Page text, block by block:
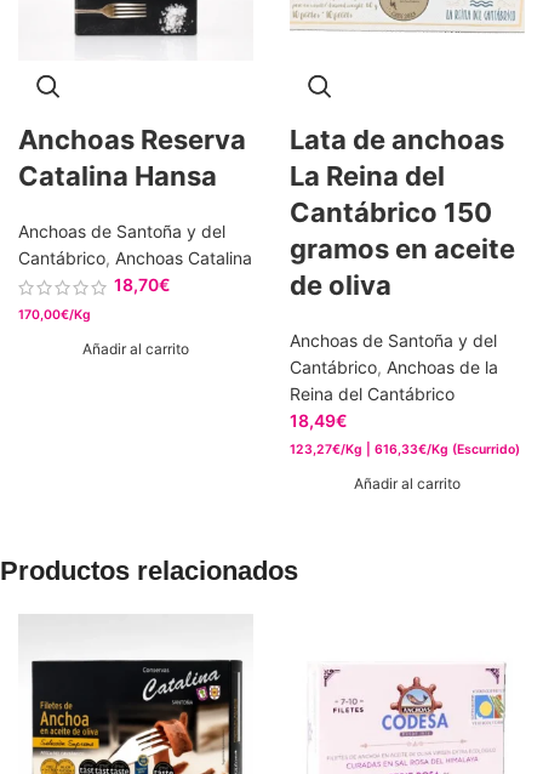
Anchoas Reserva
Catalina Hansa
Anchoas de Santoña y del
Cantábrico, Anchoas Catalina
18,70€
170,00€/Kg
Añadir al carrito
Lata de anchoas
La Reina del
Cantábrico 150
gramos en aceite
de oliva
Anchoas de Santoña y del
Cantábrico, Anchoas de la
Reina del Cantábrico
18,49€
123,27€/Kg | 616,33€/Kg (Escurrido)
Añadir al carrito
Productos relacionados